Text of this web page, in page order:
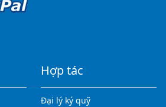
Hợp tác
Đại lý ký quỹ